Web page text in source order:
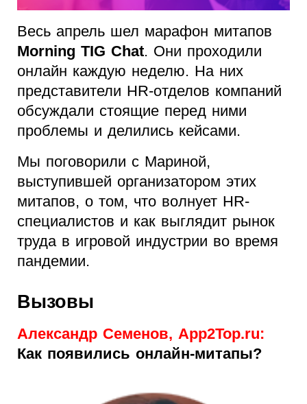
Весь апрель шел марафон митапов
Morning TIG Chat. Они проходили
онлайн каждую неделю. На них
представители HR-отделов компаний
обсуждали стоящие перед ними
проблемы и делились кейсами.
Мы поговорили с Мариной,
выступившей организатором этих
митапов, о том, что волнует HR-
специалистов и как выглядит рынок
труда в игровой индустрии во время
пандемии.
Вызовы
Александр Семенов, App2Top.ru:
Как появились онлайн-митапы?